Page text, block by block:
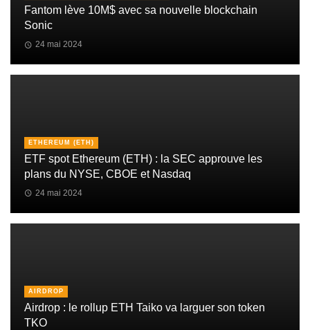
Fantom lève 10M$ avec sa nouvelle blockchain
Sonic
24 mai 2024
ETHEREUM (ETH)
ETF spot Ethereum (ETH) : la SEC approuve les
plans du NYSE, CBOE et Nasdaq
24 mai 2024
AIRDROP
Airdrop : le rollup ETH Taiko va larguer son token
TKO